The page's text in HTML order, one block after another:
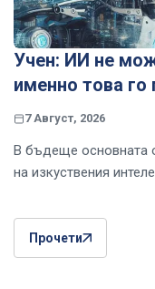
Учен: ИИ не
именно това го
7 Август, 2026
В бъдеще основната
на изкуствения
Прочети